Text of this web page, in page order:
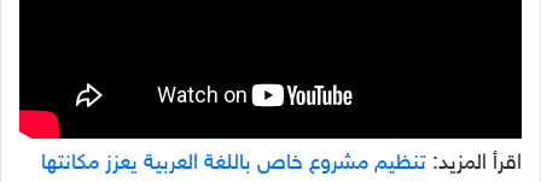
اقرأ المزيد: تنظيم مشروع خاص باللغة العربية يعزز مكانتها